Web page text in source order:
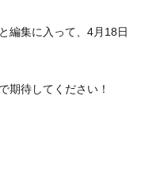
編集に入って、4月18日
期待してください！